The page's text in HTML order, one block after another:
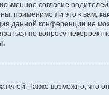
согласие
применимо ли это к вам,
данной конференции не
по вопросу
Также возможно, что